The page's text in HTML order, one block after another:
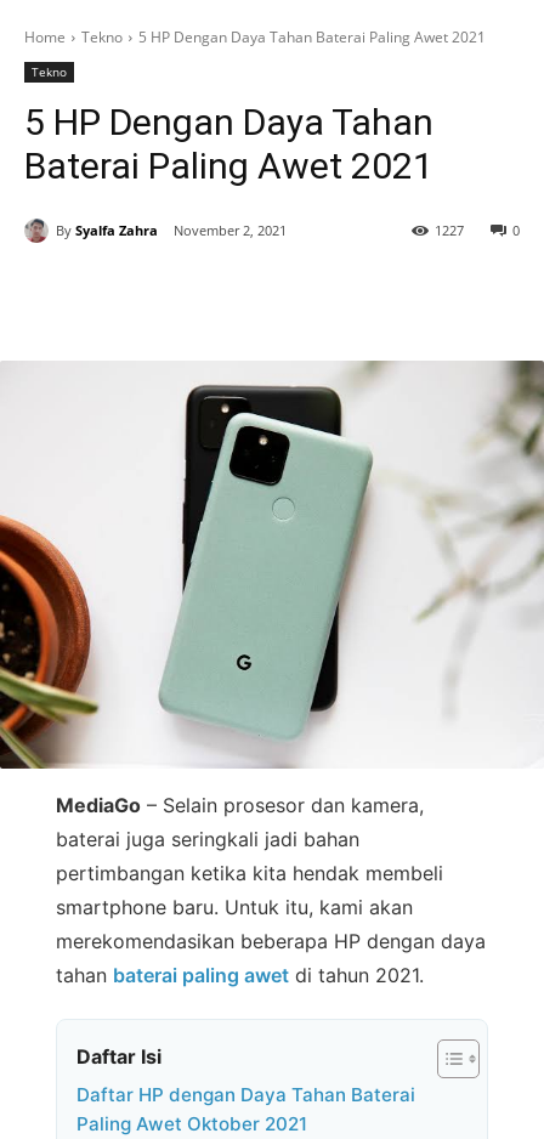
Home Tekno 5 HP Dengan Daya Tahan Baterai Paling Awet 2021
Tekno
5 HP Dengan Daya Tahan
Baterai Paling Awet 2021
By Syalfa Zahra November 2, 2021 0
1227
MediaGo – Selain prosesor dan kamera,
baterai juga seringkali jadi bahan
pertimbangan ketika kita hendak membeli
smartphone baru. Untuk itu, kami akan
merekomendasikan beberapa HP dengan daya
tahan baterai paling awet di tahun 2021.
Daftar Isi
Daftar HP dengan Daya Tahan Baterai
Paling Awet Oktober 2021